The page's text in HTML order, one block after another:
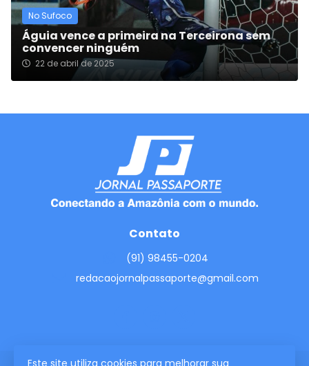
No Sufoco
Águia vence a primeira na Terceirona sem
convencer ninguém
22 de abril de 2025
Este site utiliza cookies para melhorar sua
Contato
(91) 98455-0204
redacaojornalpassaporte@gmail.com